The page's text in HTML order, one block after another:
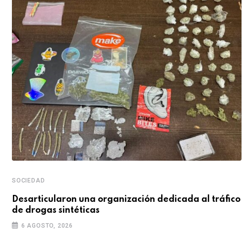
SOCIEDAD
Desarticularon una organización dedicada al tráfico
de drogas sintéticas
6 AGOSTO, 2026